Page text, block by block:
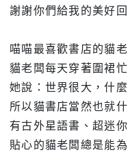
謝謝你們給我的美好
喵喵最喜歡書店的貓老
貓老闆每天穿著圍裙
她說：世界很大，什
所以貓書店當然也就
有古外星語書、超迷
貼心的貓老闆總是能